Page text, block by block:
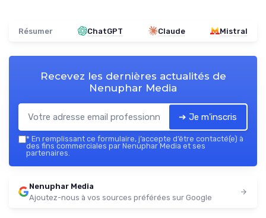
Résumer ChatGPT Claude Mistral
Recevez les dernières actualités de
Nenuphar Media
➔ Je m'inscris
* En remplissant ce formulaire, j’accepte d’être contacté(e) à
des fins commerciales par Nenuphar Media et ses
partenaires.
Nenuphar Media
Ajoutez-nous à vos sources préférées sur Google